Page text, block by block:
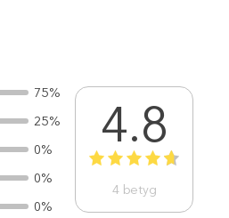
75%
25%
0%
0%
0%
4.8
1 2 3 4 5
4 betyg